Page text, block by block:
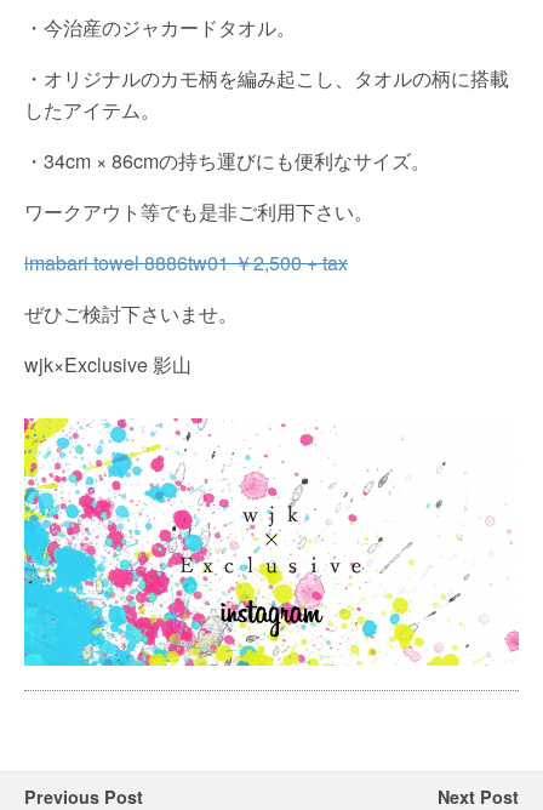
・今治産のジャカードタオル。
・オリジナルのカモ柄を編み起こし、タオルの柄に搭載
したアイテム。
・34cm × 86cmの持ち運びにも便利なサイズ。
ワークアウト等でも是非ご利用下さい。
imabari towel 8886tw01 ￥2,500 + tax
ぜひご検討下さいませ。
wjk×Exclusive 影山
Previous Post Next Post